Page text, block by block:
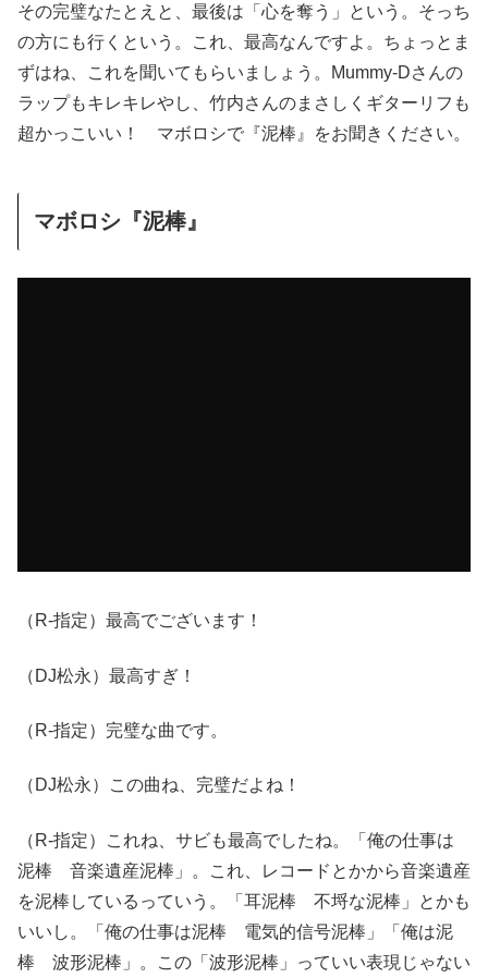
その完璧なたとえと、最後は「心を奪う」という。そっち
の方にも行くという。これ、最高なんですよ。ちょっとま
ずはね、これを聞いてもらいましょう。Mummy-Dさんの
ラップもキレキレやし、竹内さんのまさしくギターリフも
超かっこいい！ マボロシで『泥棒』をお聞きください。
マボロシ『泥棒』
（R-指定）最高でございます！
（DJ松永）最高すぎ！
（R-指定）完璧な曲です。
（DJ松永）この曲ね、完璧だよね！
（R-指定）これね、サビも最高でしたね。「俺の仕事は
泥棒 音楽遺産泥棒」。これ、レコードとかから音楽遺産
を泥棒しているっていう。「耳泥棒 不埒な泥棒」とかも
いいし。「俺の仕事は泥棒 電気的信号泥棒」「俺は泥
棒 波形泥棒」。この「波形泥棒」っていい表現じゃない